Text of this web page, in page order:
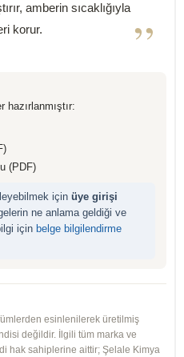
amberin sıcaklığıyla
korur.
”
hazırlanmıştır:
(PDF)
için üye girişi
ne anlama geldiği ve
için belge bilgilendirme
esinlenilerek üretilmiş
değildir. İlgili tüm marka ve
hak sahiplerine aittir; Şelale Kimya